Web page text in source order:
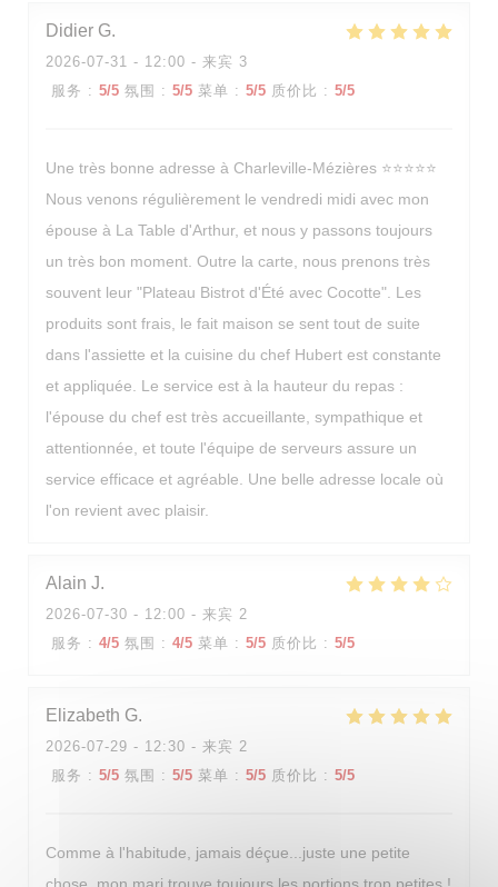
Didier G
2026-07-31 - 12:00 - 来宾 3
服务 : 5/5 氛围 : 5/5 菜单 : 5/5 质价比 : 5/5
Une très bonne adresse à Charleville-Mézières ⭐⭐⭐⭐⭐
Nous venons régulièrement le vendredi midi avec mon
épouse à La Table d'Arthur, et nous y passons toujours
un très bon moment. Outre la carte, nous prenons très
souvent leur "Plateau Bistrot d'Été avec Cocotte". Les
produits sont frais, le fait maison se sent tout de suite
dans l'assiette et la cuisine du chef Hubert est constante
et appliquée. Le service est à la hauteur du repas :
l'épouse du chef est très accueillante, sympathique et
attentionnée, et toute l'équipe de serveurs assure un
service efficace et agréable. Une belle adresse locale où
l'on revient avec plaisir.
Alain J
2026-07-30 - 12:00 - 来宾 2
服务 : 4/5 氛围 : 4/5 菜单 : 5/5 质价比 : 5/5
Elizabeth G
2026-07-29 - 12:30 - 来宾 2
服务 : 5/5 氛围 : 5/5 菜单 : 5/5 质价比 : 5/5
Comme à l'habitude, jamais déçue...juste une petite